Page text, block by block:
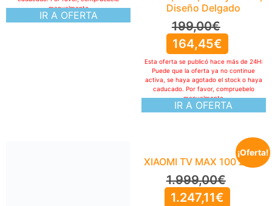
IR A OFERTA
manualmente
Diseño Delgado
199,00€
164,45€
IR A OFERTA
Esta oferta se publicó hace más de 24H:
Puede que la oferta ya no continue
activa, se haya agotado el stock o haya
caducado. Por favor, compruebelo
manualmente
¡Oferta!
XIAOMI TV MAX 100 2025
1.999,00€
1.247,11€